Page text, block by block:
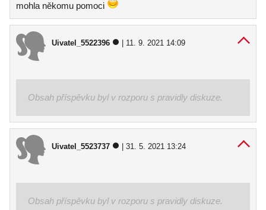
mohla někomu pomoci
Uivatel_5522396 | 11. 9. 2021 14:09
Obsah příspěvku byl v rozporu s pravidly diskuze.
Uivatel_5523737 | 31. 5. 2021 13:24
Obsah příspěvku byl v rozporu s pravidly diskuze.